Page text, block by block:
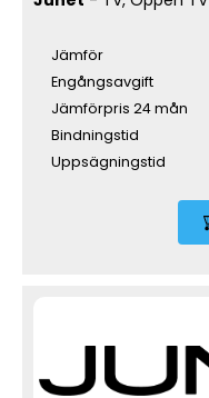
Jämför
Engångsavgift
Jämförpris 24 mån
Bindningstid
Uppsägningstid